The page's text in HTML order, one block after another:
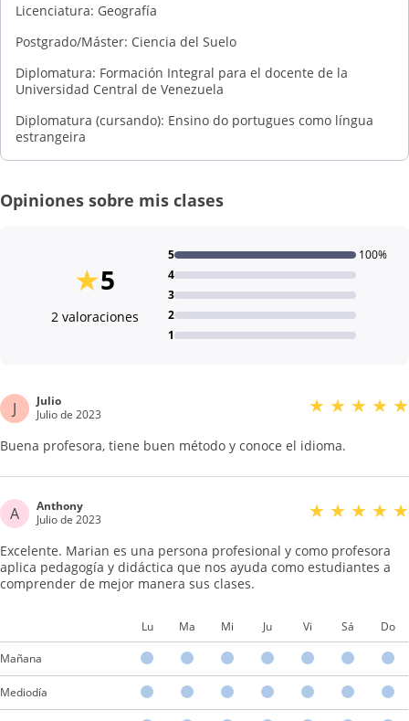
Licenciatura: Geografía
Postgrado/Máster: Ciencia del Suelo
Diplomatura: Formación Integral para el docente de la
Universidad Central de Venezuela
Diplomatura (cursando): Ensino do portugues como língua
estrangeira
Opiniones sobre mis clases
5
★
2 valoraciones
1
2
3
4
5 100%
J
Julio
Julio de 2023
★ ★ ★ ★ ★
Buena profesora, tiene buen método y conoce el idioma.
A
Anthony
Julio de 2023
★ ★ ★ ★ ★
Excelente. Marian es una persona profesional y como profesora
aplica pedagogía y didáctica que nos ayuda como estudiantes a
comprender de mejor manera sus clases.
Lu Ma Mi Ju Vi Sá Do
Mañana
Mediodía